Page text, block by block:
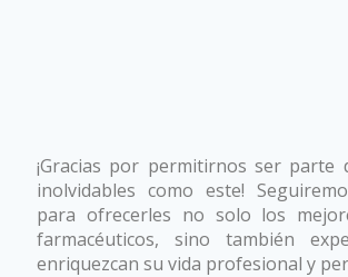
¡Gracias por permitirnos ser parte
inolvidables como este!
para ofrecerles no solo los
farmacéuticos, sino también
enriquezcan su vida profesional y